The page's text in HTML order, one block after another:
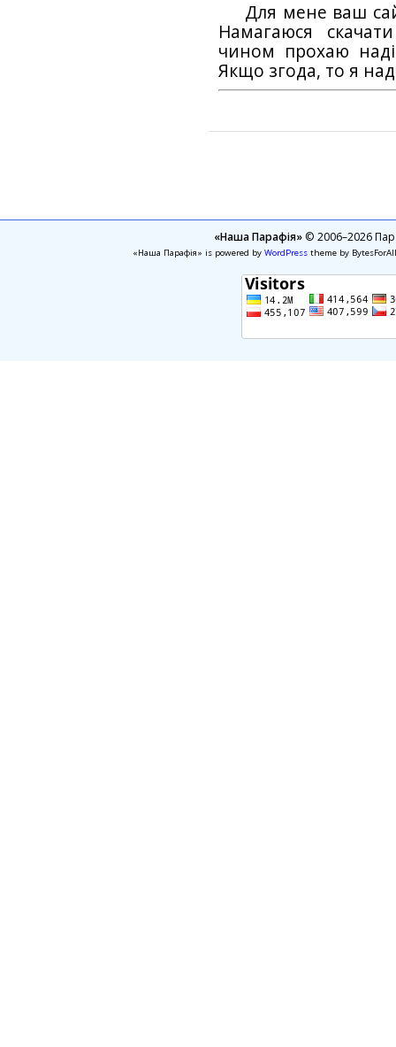
Для мене ваш
Намагаюся
чином прохаю
Якщо згода, то я
«Наша Парафія»© 2006–2026
«Наша Парафія» is powered by WordPresstheme by